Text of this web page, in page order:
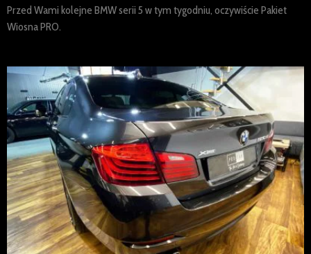
Przed Wami kolejne BMW serii 5 w tym tygodniu, oczywiście Pakiet
Wiosna PRO.